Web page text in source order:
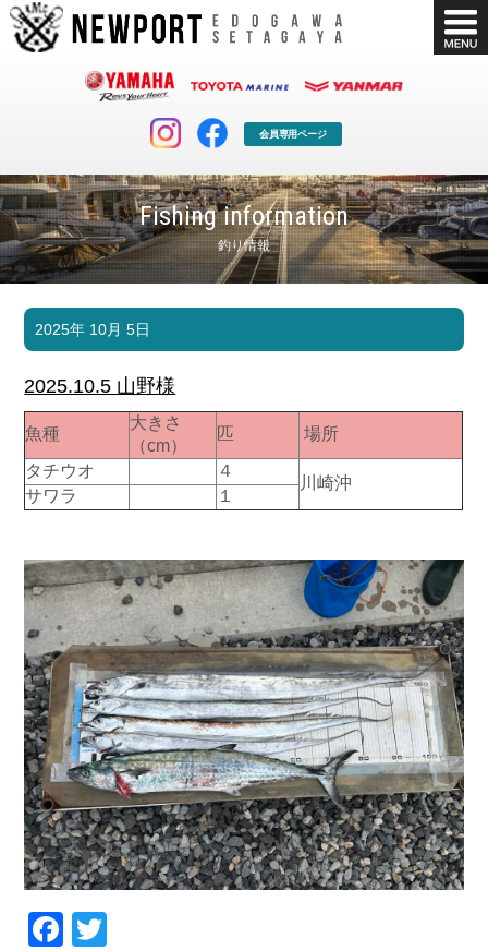
会員専用ページ
Fishing information
釣り情報
マリンクラブ
マリンライフを堪能したい！
ボート販売
ボート免許
長年の実績と信頼！
店舗情報 公式ブログ
お問い合わせ 会社概要
採用情報
Recruit
リンク集
Link
2025年 10月 5日
2025.10.5 山野様
魚種
大きさ
（cm）
匹
場所
タチウオ
４
川崎沖
サワラ １
Facebook